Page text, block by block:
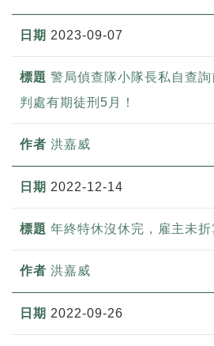
2023-09-07
警局偵查隊小隊長私自查
判處有期徒刑5月！
洪嘉威
2022-12-14
年終特休沒休完，雇主未折
洪嘉威
2022-09-26